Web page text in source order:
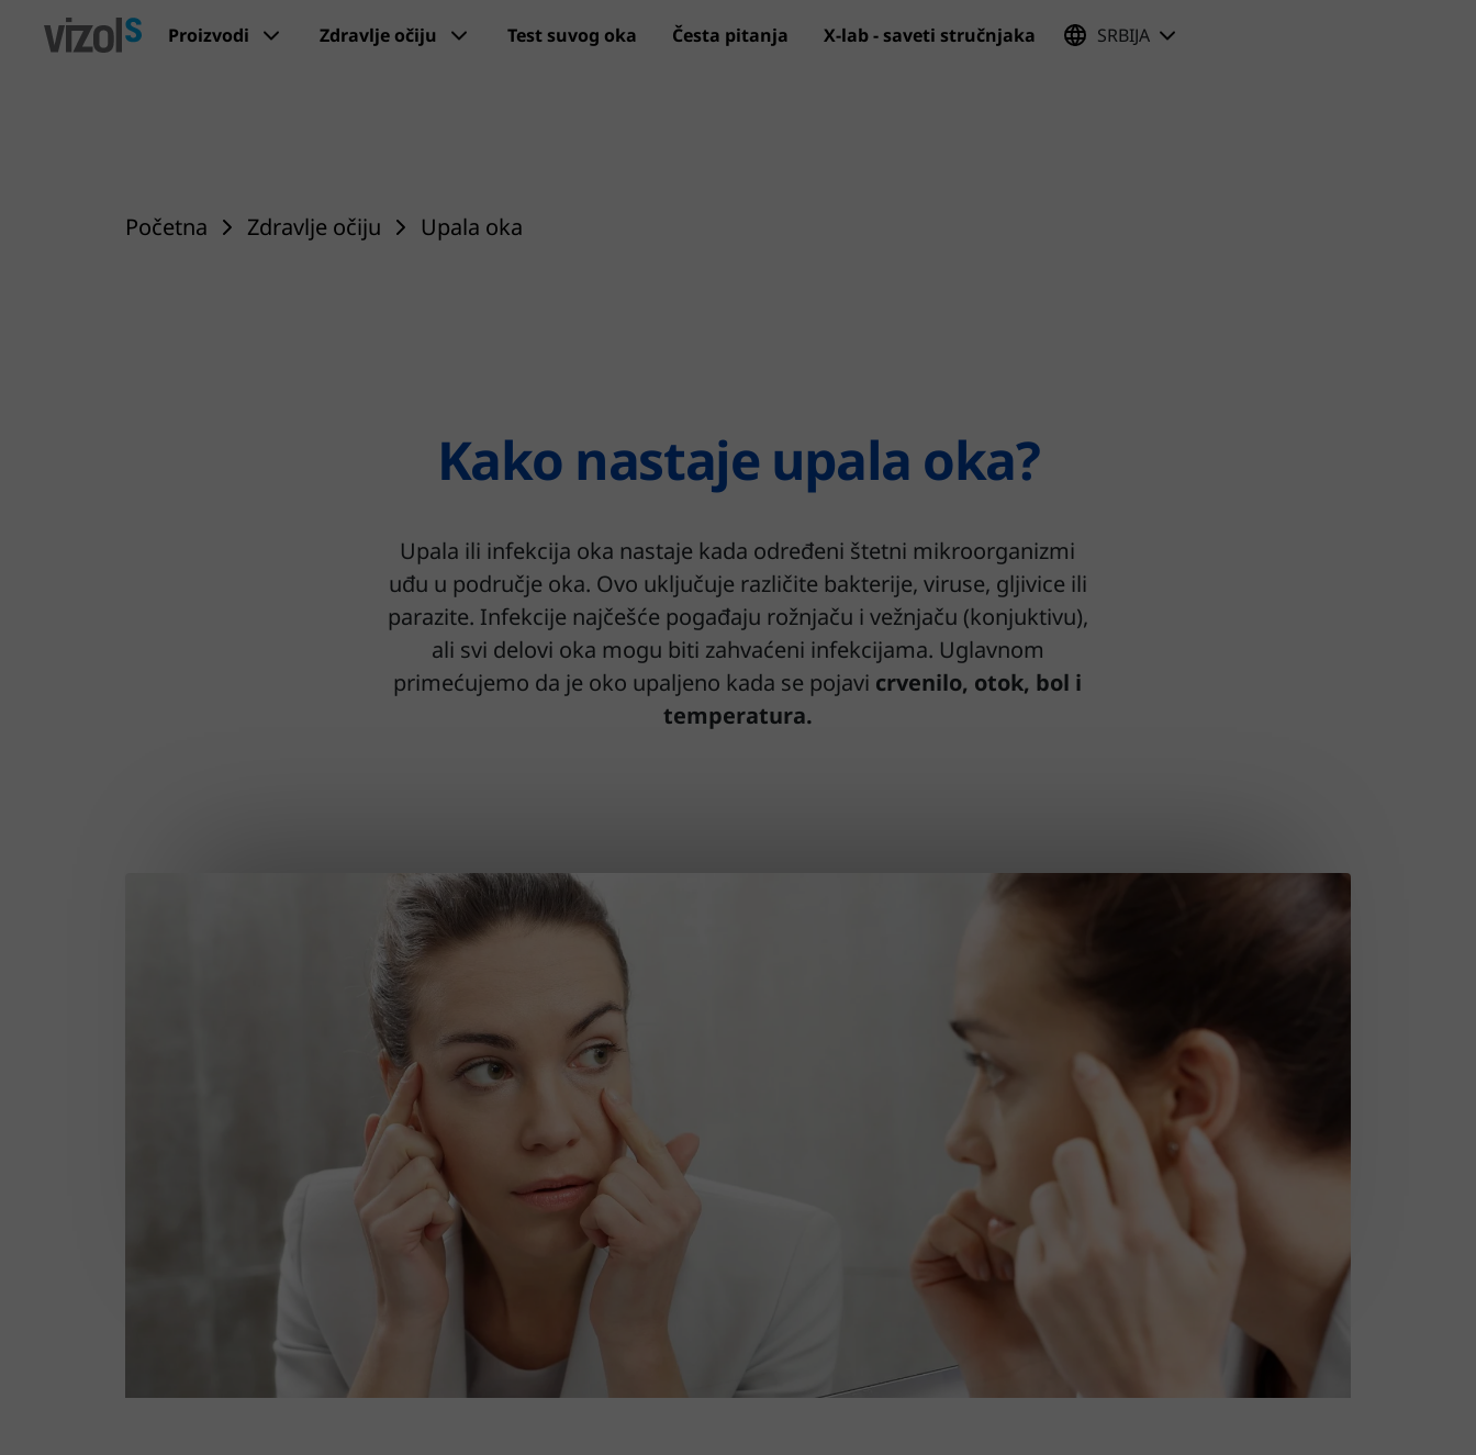
Preskoči na glavni sadržaj
Proizvodi Zdravlje očiju Test suvog oka Česta pitanja X-lab - saveti stručnjaka SRBIJA
Početna Zdravlje očiju Upala oka
Kako nastaje upala oka?
Upala ili infekcija oka nastaje kada određeni štetni mikroorganizmi
uđu u područje oka. Ovo uključuje različite bakterije, viruse, gljivice ili
parazite. Infekcije najčešće pogađaju rožnjaču i vežnjaču (konjuktivu),
ali svi delovi oka mogu biti zahvaćeni infekcijama. Uglavnom
primećujemo da je oko upaljeno kada se pojavi crvenilo, otok, bol i
temperatura.